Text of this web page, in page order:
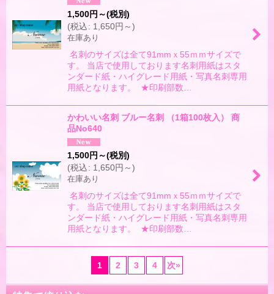
1,500円 ～(税別)
(税込: 1,650円 ～)
在庫あり
名刺のサイズは全て91mmｘ55ｍｍサイズで
す。 当店で使用しております名刺用紙はスタ
ンダード紙・ハイグレード用紙・写真名刺専用
用紙となります。 ★印刷部数…
かわいい名刺 ブルー名刺 （1箱100枚入） 商
品No640
1,500円 ～(税別)
(税込: 1,650円 ～)
在庫あり
名刺のサイズは全て91mmｘ55ｍｍサイズで
す。 当店で使用しております名刺用紙はスタ
ンダード紙・ハイグレード用紙・写真名刺専用
用紙となります。 ★印刷部数…
1 2 3 4 次»